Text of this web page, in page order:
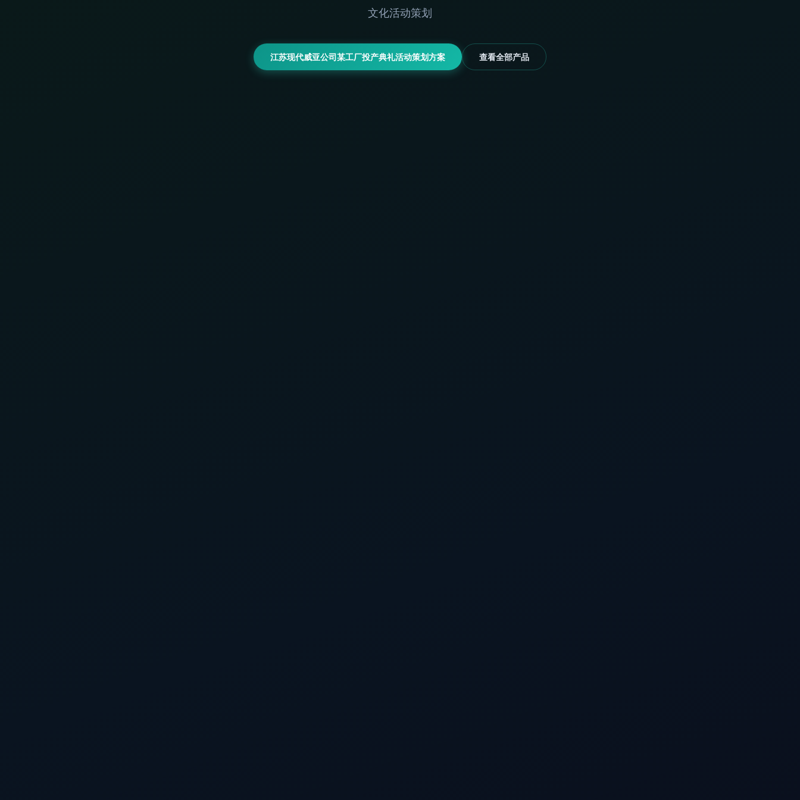
文化活动策划
江苏现代威亚公司某工厂投产典礼活动策划方案 查看全部产品